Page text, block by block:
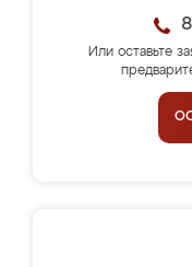
Или оставьте